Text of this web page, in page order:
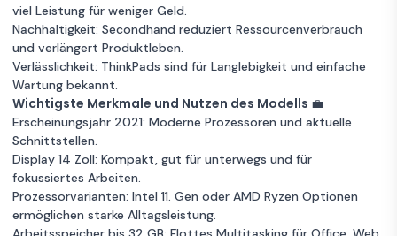
Deutsch
Garantie 12 Monate
Lenovo
ThinkPad T14 G1
14" Core i5 1.7
GHz - SSD 512
GB - 16GB
QWERTZ -
Deutsch
Unbekannter Zustand
256GB Speicher Intel Core i5
Garantie 12 Monate
Lenovo
SSD 256 GB -
8GB QWERTY
- Spanisch
Guter Zustand 8 GB RAM
256GB Speicher Intel Core i5
Garantie 12 Monate
Lenovo
ThinkPad T14
G2 14" Core
i5 2.6 GHz -
SSD 256 GB -
16GB
QWERTY -
426 €
Zum
Guter Zustand 16 GB RAM
256GB Speicher Intel Core i5
Garantie 12 Monate
viel Leistung für weniger Geld.
Nachhaltigkeit: Secondhand reduziert Ressourcenverbrauch
und verlängert Produktleben.
Verlässlichkeit: ThinkPads sind für Langlebigkeit und einfache
Wartung bekannt.
Wichtigste Merkmale und Nutzen des Modells 💼
Erscheinungsjahr 2021: Moderne Prozessoren und aktuelle
Schnittstellen.
Display 14 Zoll: Kompakt, gut für unterwegs und für
fokussiertes Arbeiten.
Prozessorvarianten: Intel 11. Gen oder AMD Ryzen Optionen
ermöglichen starke Alltagsleistung.